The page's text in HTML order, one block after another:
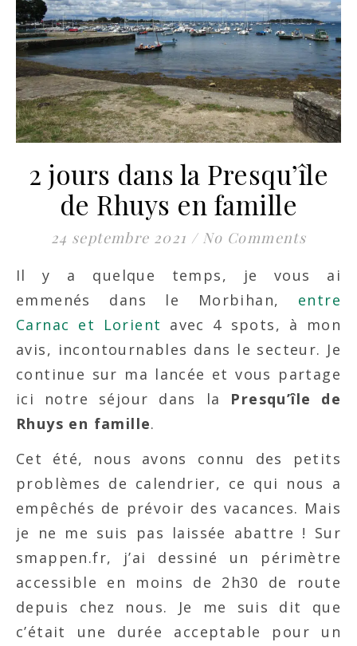
2 jours dans la Presqu’île
de Rhuys en famille
24 septembre 2021 / No Comments
Il y a quelque temps, je vous ai
emmenés dans le Morbihan, entre
Carnac et Lorient avec 4 spots, à mon
avis, incontournables dans le secteur. Je
continue sur ma lancée et vous partage
ici notre séjour dans la Presqu’île de
Rhuys en famille.
Cet été, nous avons connu des petits
problèmes de calendrier, ce qui nous a
empêchés de prévoir des vacances. Mais
je ne me suis pas laissée abattre ! Sur
smappen.fr, j’ai dessiné un périmètre
accessible en moins de 2h30 de route
depuis chez nous. Je me suis dit que
c’était une durée acceptable pour un